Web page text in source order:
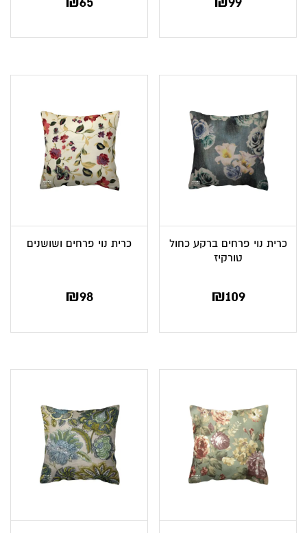
כרית נוי פרחים ברקע כחול
טורקיז
₪109
כרית נוי פרחים ושושנים
₪98